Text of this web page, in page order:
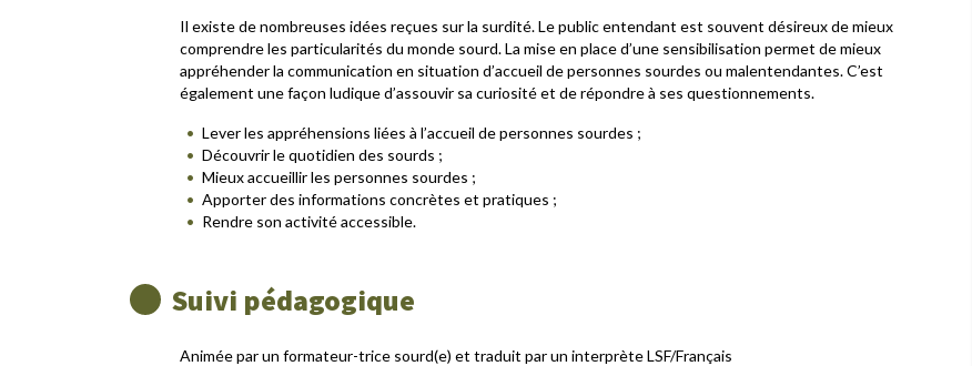
Il existe de nombreuses idées reçues sur la surdité. Le public entendant est souvent désireux de mieux
comprendre les particularités du monde sourd. La mise en place d’une sensibilisation permet de mieux
appréhender la communication en situation d’accueil de personnes sourdes ou malentendantes. C’est
également une façon ludique d’assouvir sa curiosité et de répondre à ses questionnements.
Lever les appréhensions liées à l’accueil de personnes sourdes ;
Découvrir le quotidien des sourds ;
Mieux accueillir les personnes sourdes ;
Apporter des informations concrètes et pratiques ;
Rendre son activité accessible.
Suivi pédagogique
Animée par un formateur-trice sourd(e) et traduit par un interprète LSF/Français